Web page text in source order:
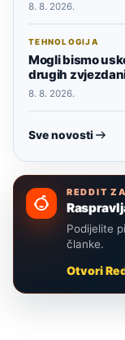
8. 8. 2026.
TEHNOLOGIJA
Mogli bismo
drugih
8. 8. 2026.
Sve novosti
REDDIT
Podijelite
članke.
Otvori